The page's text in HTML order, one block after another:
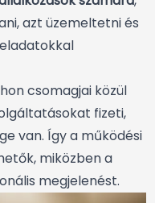
azt üzemeltetni és
csomagjai közül
fizeti,
van. Így a működési
miközben a
megjelenést.